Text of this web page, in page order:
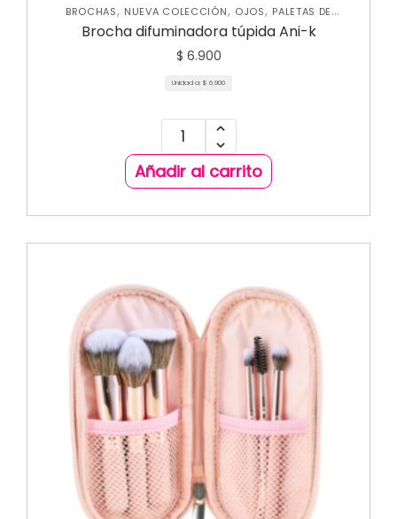
BROCHAS, NUEVA COLECCIÓN, OJOS, PALETAS DE
SOMBRAS
Brocha difuminadora túpida Ani-k
$ 6.900
Unidad a: $ 6.900
Añadir al carrito